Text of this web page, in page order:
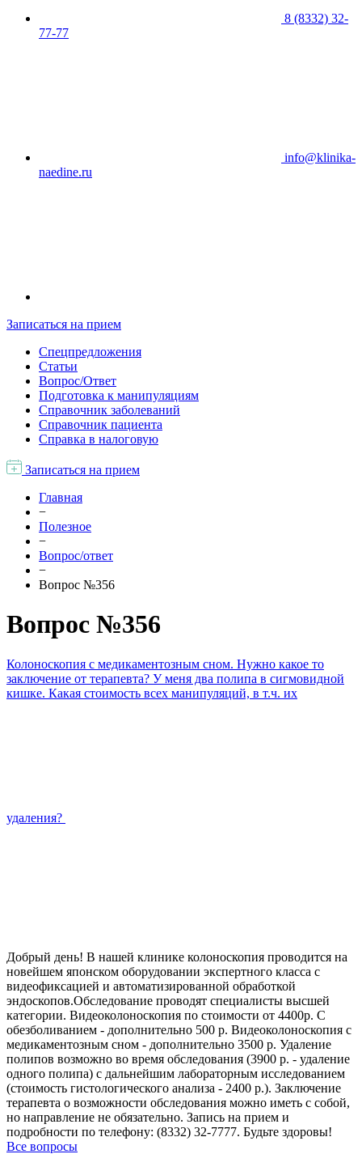
8 (8332) 32-
77-77
info@klinika-
naedine.ru
Записаться на прием
Спецпредложения
Статьи
Вопрос/Ответ
Подготовка к манипуляциям
Справочник заболеваний
Справочник пациента
Справка в налоговую
Записаться на прием
Главная
−
Полезное
−
Вопрос/ответ
−
Вопрос №356
Вопрос №356
Колоноскопия с медикаментозным сном. Нужно какое то
заключение от терапевта? У меня два полипа в сигмовидной
кишке. Какая стоимость всех манипуляций, в т.ч. их
удаления?
Добрый день! В нашей клинике колоноскопия проводится на
новейшем японском оборудовании экспертного класса с
видеофиксацией и автоматизированной обработкой
эндоскопов.Обследование проводят специалисты высшей
категории. Видеоколоноскопия по стоимости от 4400р. С
обезболиванием - дополнительно 500 р. Видеоколоноскопия с
медикаментозным сном - дополнительно 3500 р. Удаление
полипов возможно во время обследования (3900 р. - удаление
одного полипа) с дальнейшим лабораторным исследованием
(стоимость гистологического анализа - 2400 р.). Заключение
терапевта о возможности обследования можно иметь с собой,
но направление не обязательно. Запись на прием и
подробности по телефону: (8332) 32-7777. Будьте здоровы!
Все вопросы